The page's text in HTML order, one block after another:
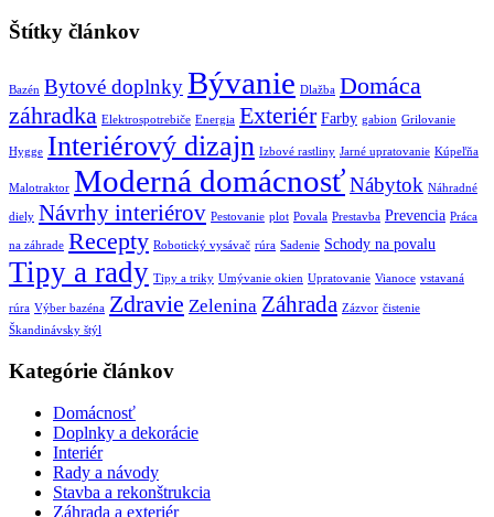
Štítky článkov
Bazén Bytové doplnkyBývanie Dlažba Domáca
záhradka Elektrospotrebiče Energia Exteriér Farby gabion Grilovanie
Hygge Interiérový dizajn Izbové rastliny Jarné upratovanie Kúpeľňa
Malotraktor Moderná domácnosťNábytok Náhradné
diely Návrhy interiérov Pestovanie plot Povala Prestavba Prevencia Práca
na záhrade Recepty Robotický vysávač rúra Sadenie Schody na povalu
Tipy a rady Tipy a triky Umývanie okien Upratovanie Vianoce vstavaná
rúra Výber bazéna Zdravie Zelenina Záhrada Zázvor čistenie
Škandinávsky štýl
Kategórie článkov
Domácnosť
Doplnky a dekorácie
Interiér
Rady a návody
Stavba a rekonštrukcia
Záhrada a exteriér